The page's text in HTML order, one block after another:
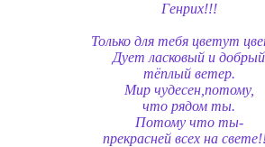
Генрих!!!
Только для тебя цветут
Дует ласковый и добрый
тёплый ветер.
Мир чудесен,потому,
что рядом ты.
Потому что ты-
прекрасней всех на